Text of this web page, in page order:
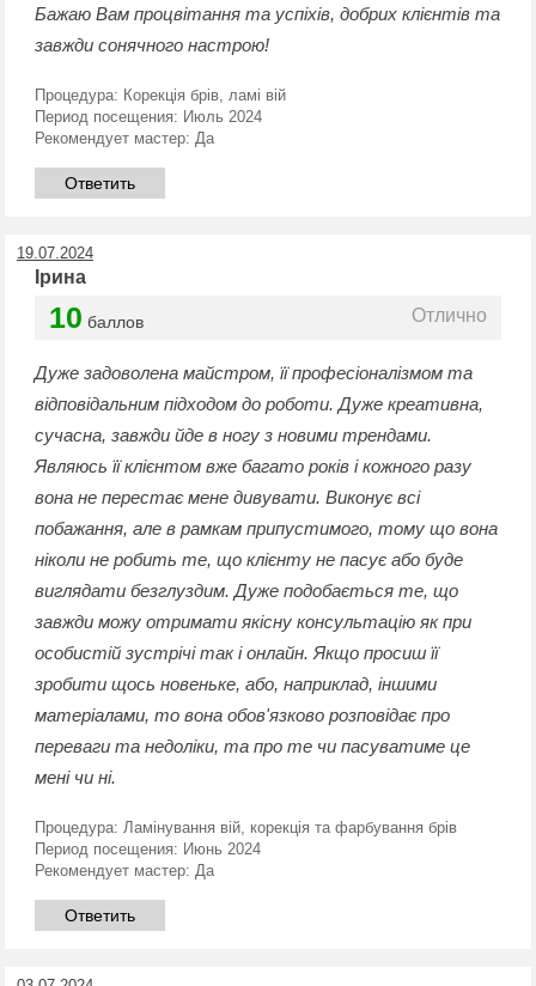
Бажаю Вам процвітання та успіхів, добрих клієнтів та
завжди сонячного настрою!
Процедура: Корекція брів, ламі вій
Период посещения: Июль 2024
Рекомендует мастер: Да
Ответить
19.07.2024
Ірина
10 баллов Отлично
Дуже задоволена майстром, її професіоналізмом та
відповідальним підходом до роботи. Дуже креативна,
сучасна, завжди йде в ногу з новими трендами.
Являюсь її клієнтом вже багато років і кожного разу
вона не перестає мене дивувати. Виконує всі
побажання, але в рамкам припустимого, тому що вона
ніколи не робить те, що клієнту не пасує або буде
виглядати безглуздим. Дуже подобається те, що
завжди можу отримати якісну консультацію як при
особистій зустрічі так і онлайн. Якщо просиш її
зробити щось новеньке, або, наприклад, іншими
матеріалами, то вона обов'язково розповідає про
переваги та недоліки, та про те чи пасуватиме це
мені чи ні.
Процедура: Ламінування вій, корекція та фарбування брів
Период посещения: Июнь 2024
Рекомендует мастер: Да
Ответить